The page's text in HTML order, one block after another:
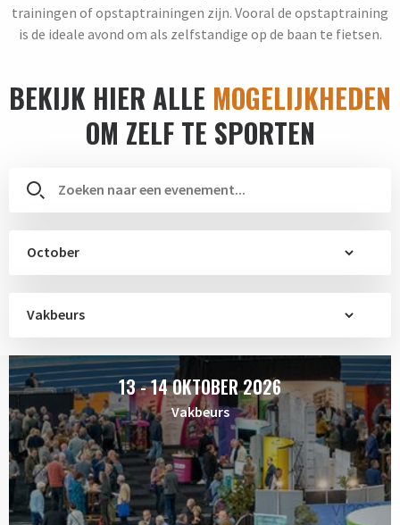
trainingen of opstaptrainingen zijn. Vooral de opstaptraining
is de ideale avond om als zelfstandige op de baan te fietsen.
BEKIJK HIER ALLE MOGELIJKHEDEN
OM ZELF TE SPORTEN
October
Vakbeurs
13 - 14 OKTOBER 2026
Vakbeurs